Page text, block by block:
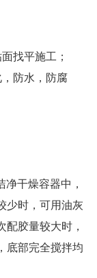
找平施工；
，防水，防腐
净干燥容器中，
少时，可用油灰
配胶量较大时，
底部完全搅拌均